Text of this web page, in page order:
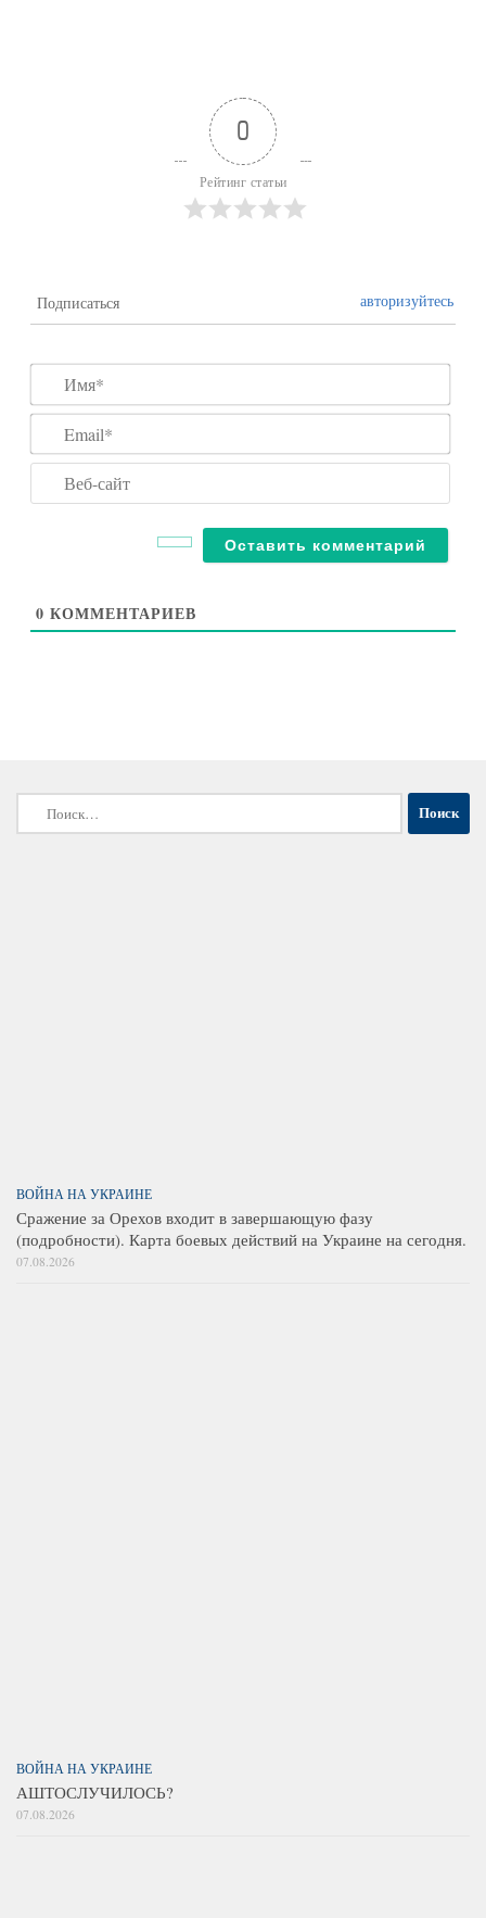
0
Рейтинг статьи
Подписаться авторизуйтесь
0 КОММЕНТАРИЕВ
ВОЙНА НА УКРАИНЕ
Сражение за Орехов входит в завершающую фазу
(подробности). Карта боевых действий на Украине на сегодня.
07.08.2026
ВОЙНА НА УКРАИНЕ
АШТОСЛУЧИЛОСЬ?
07.08.2026